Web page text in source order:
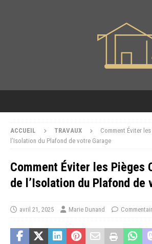
ACCUEIL TRAVAUX
Comment Éviter
l’Isolation du Plafond de votre Garage
Comment Éviter les Pièges
de l’Isolation du Plafond de
avril 21, 2025 Marie Dunand